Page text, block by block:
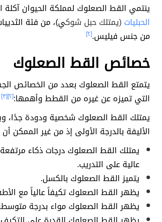
ينتمي القط الصعلوك لمملكة الحيوان
الحبليات(يمتلك حبل شوكي)، من فئة
من جنس فيليس.[٢]
خصائص القط الصعلوك
يتمتع القط الصعلوك بعدد من الخصائص
التي تميزه عن غيره من القطط وأهمها:[٢] [٣]
يمتلك القط الصعلوك شخصية ودودة جدًا،
الأليفة بالدرجة الأولى إذ من غير الممكن
يمتلك القط الصعلوك درجات ذكاء
عالية على التدريب.
يتميز القط الصعلوك بالكسل.
يظهر القط الصعلوك تكيفاً عالياً مع
يظهر القط الصعلوك مواء بدرجة